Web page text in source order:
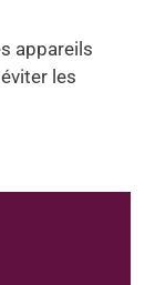
appareils
les